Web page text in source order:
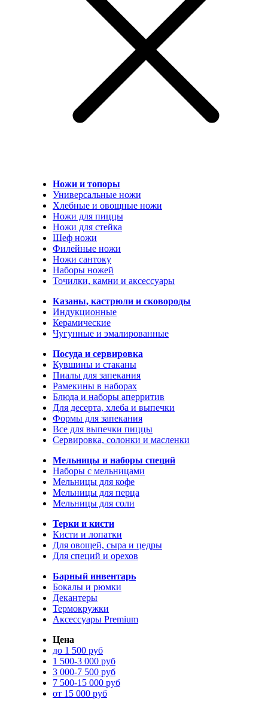
Ножи и топоры
Универсальные ножи
Хлебные и овощные ножи
Ножи для пиццы
Ножи для стейка
Шеф ножи
Филейные ножи
Ножи сантоку
Наборы ножей
Точилки, камни и аксессуары
Казаны, кастрюли и сковороды
Индукционные
Керамические
Чугунные и эмалированные
Посуда и сервировка
Кувшины и стаканы
Пиалы для запекания
Рамекины в наборах
Блюда и наборы аперритив
Для десерта, хлеба и выпечки
Формы для запекания
Все для выпечки пиццы
Сервировка, солонки и масленки
Мельницы и наборы специй
Наборы с мельницами
Мельницы для кофе
Мельницы для перца
Мельницы для соли
Терки и кисти
Кисти и лопатки
Для овощей, сыра и цедры
Для специй и орехов
Барный инвентарь
Бокалы и рюмки
Декантеры
Термокружки
Аксессуары Premium
Цена
до 1 500 руб
1 500-3 000 руб
3 000-7 500 руб
7 500-15 000 руб
от 15 000 руб